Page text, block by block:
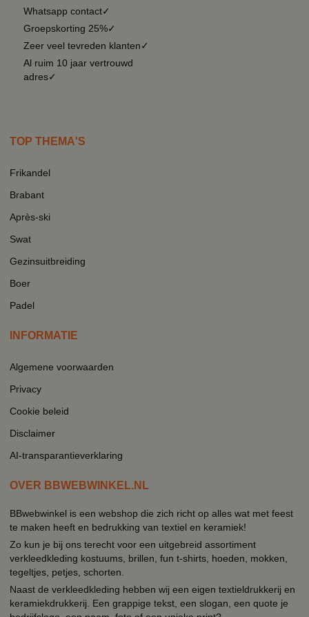
Whatsapp contact✓
Groepskorting 25%✓
Zeer veel tevreden klanten✓
Al ruim 10 jaar vertrouwd
adres✓
TOP THEMA'S
Frikandel
Brabant
Après-ski
Swat
Gezinsuitbreiding
Boer
Padel
INFORMATIE
Algemene voorwaarden
Privacy
Cookie beleid
Disclaimer
AI-transparantieverklaring
OVER BBWEBWINKEL.NL
BBwebwinkel is een webshop die zich richt op alles wat met feest
te maken heeft en bedrukking van textiel en keramiek!
Zo kun je bij ons terecht voor een uitgebreid assortiment
verkleedkleding kostuums, brillen, fun t-shirts, hoeden, mokken,
tegeltjes, petjes, schorten.
Naast de verkleedkleding hebben wij een eigen textieldrukkerij en
keramiekdrukkerij. Een grappige tekst, een slogan, een quote je